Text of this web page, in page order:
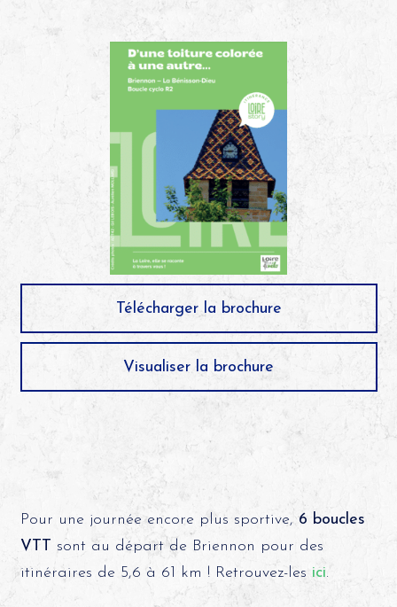
Télécharger la brochure
Visualiser la brochure
Pour une journée encore plus sportive,6 boucles
VTT sont au départ de Briennon pour des
itinéraires de 5,6 à 61 km ! Retrouvez-les ici.